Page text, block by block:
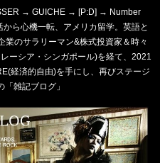
→ GUICHE → [P:D] → Number
ら心機一転、アメリカ留学。英語と
業のサラリーマン&株式投資家＆時々
ーシア・シンガポール)を経て、2021
経済的自由)を手にし、再びステージ
雑記ブログ」